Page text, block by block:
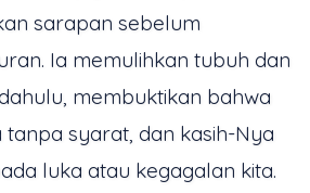
sarapan sebelum
Ia memulihkan tubuh dan
membuktikan bahwa
syarat, dan kasih-Nya
luka atau kegagalan kita.